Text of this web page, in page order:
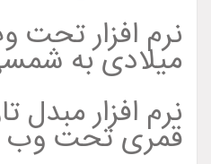
نرم افزار تحت
میلادی به
نرم افزار
قمری تحت وب